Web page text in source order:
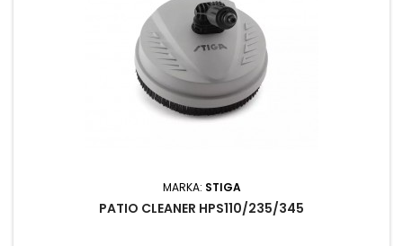
MARKA: STIGA
PATIO CLEANER HPS110/235/345